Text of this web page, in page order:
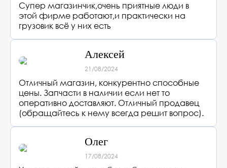
Супер магазинчик,очень приятные люди в
этой фирме работают,и практически на
грузовик всё у них есть
Алексей
21/08/2024
Отличный магазин, конкурентно способные
цены. Запчасти в наличии если нет то
оперативно доставляют. Отличный продавец
(обращайтесь к нему всегда решит вопрос).
Олег
17/08/2024